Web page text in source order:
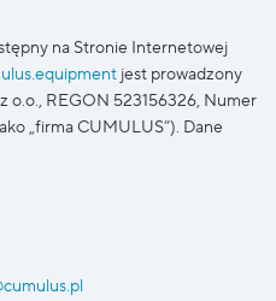
na Stronie Internetowej
jest prowadzony
o.o., REGON 523156326, Numer
„firma CUMULUS”). Dane